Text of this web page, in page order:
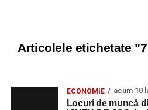
Articolele etichetate
ECONOMIE acum 10
Locuri de muncă